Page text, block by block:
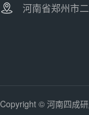
河南省郑州市
Copyright © 河南四成